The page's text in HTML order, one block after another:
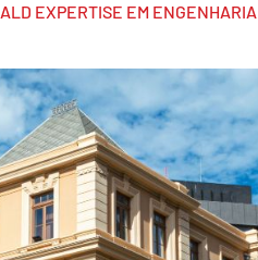
ALD EXPERTISE EM ENGENHARIA